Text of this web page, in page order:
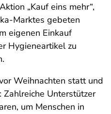
„Kauf eins mehr“,
Marktes gebeten
eigenen Einkauf
Hygieneartikel zu
Weihnachten statt und
Zahlreiche Unterstützer
um Menschen in